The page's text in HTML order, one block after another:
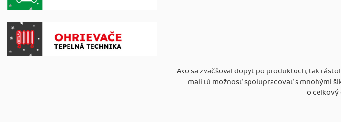
Ako sa zväčšoval dopyt po produktoch, tak
mali tú možnosť spolupracovať s mnohými
o celkový